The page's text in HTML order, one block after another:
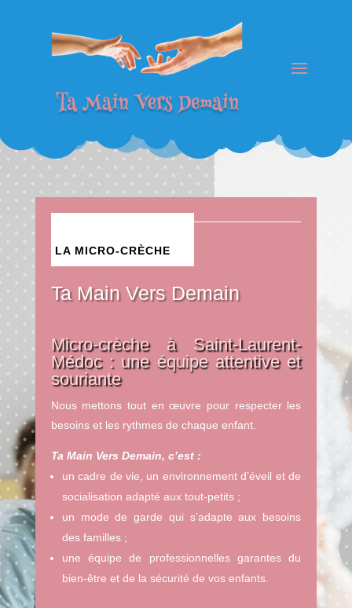
LA MICRO-CRÈCHE
Ta Main Vers Demain
Micro-crèche à Saint-Laurent-
Médoc : une équipe attentive et
souriante
Nous mettons tout en œuvre pour respecter les
besoins et les rythmes de chaque enfant.
Ta Main Vers Demain, c’est :
un cadre de vie, un environnement d’éveil et de
socialisation adapté aux tout-petits ;
un mode de garde qui s’adapte aux besoins
des familles ;
une équipe de professionnelles garantes du
bien-être et de la sécurité de vos enfants.